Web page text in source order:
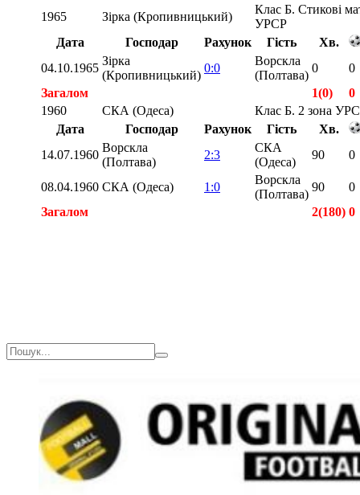
1965
Зірка (Кропивницький)
Клас Б. Стикові
УРСР
Дата
Господар Рахунок Гість
Хв.
04.10.1965
Зірка
(Кропивницький)
0:0
Ворскла
(Полтава)
0
0
Загалом
1(0)
0
1960
СКА (Одеса)
Клас Б. 2 зона
Дата
Господар Рахунок Гість
Хв.
14.07.1960
Ворскла
(Полтава)
2:3
СКА
(Одеса)
90 0
08.04.1960 СКА (Одеса) 1:0
Ворскла
(Полтава)
90
0
Загалом
2(180) 0